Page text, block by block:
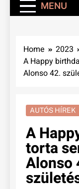
MENU
Home 2023
A Happy
Alonso 42.
AUTÓS HÍREK
A
torta
Alonso